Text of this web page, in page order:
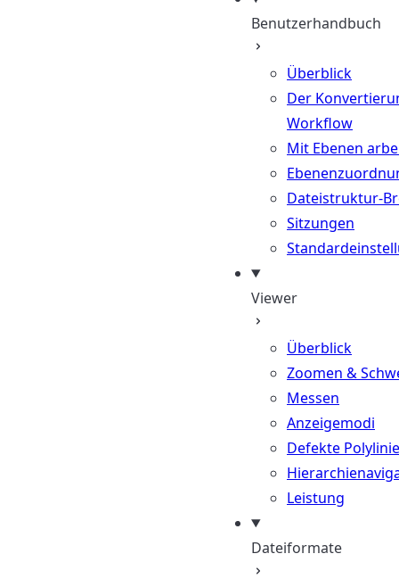
Benutzerhandbuch
Überblick
Der
Workflow
Mit Ebenen
Dateistruktur-
Sitzungen
Viewer
Überblick
Zoomen &
Messen
Anzeigemodi
Defekte
Leistung
Dateiformate